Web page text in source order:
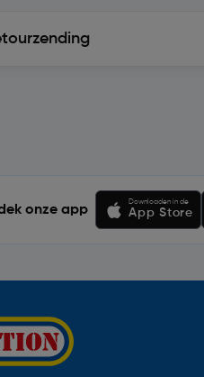
onze app
Downloaden in de
App Store